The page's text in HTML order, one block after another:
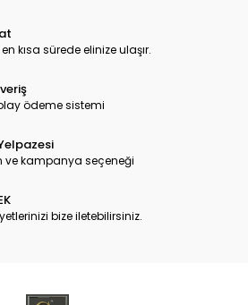
kısa sürede elinize ulaşır.
ödeme sistemi
ve kampanya seçeneği
bize iletebilirsiniz.